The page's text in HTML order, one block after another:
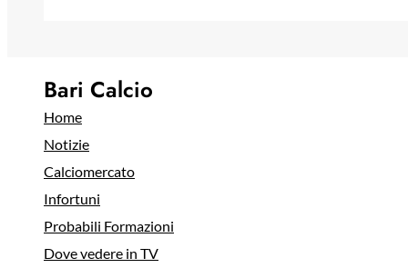
Bari Calcio
Home
Notizie
Calciomercato
Infortuni
Probabili Formazioni
Dove vedere in TV